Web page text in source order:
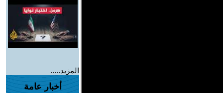
المزيد.....
أخبار عامة